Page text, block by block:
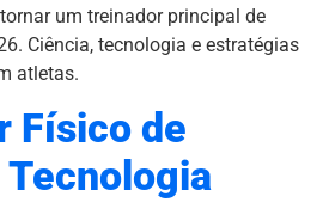
um treinador principal de
Ciência, tecnologia e estratégias
atletas.
Físico de